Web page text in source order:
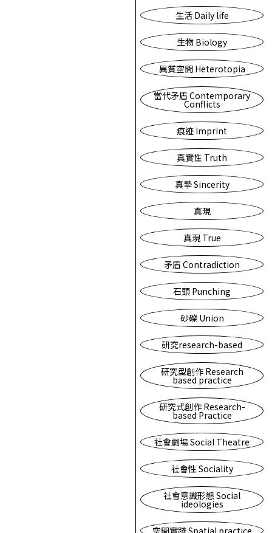
生活 Daily life
生物 Biology
異質空間 Heterotopia
當代矛盾 Contemporary
Conflicts
痕迹 Imprint
真實性 Truth
真摯 Sincerity
真現
真現 True
矛盾 Contradiction
石頭 Punching
砂礫 Union
研究research-based
研究型創作 Research
based practice
研究式創作 Research-
based Practice
社會劇場 Social Theatre
社會性 Sociality
社會意識形態 Social
ideologies
空間實踐 Spatial practice